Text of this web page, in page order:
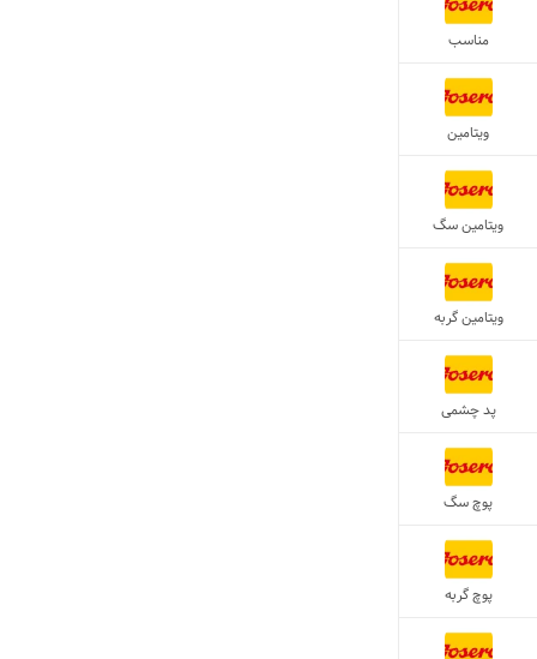
مناسب
ویتامین
ویتامین سگ
ویتامین گربه
پد چشمی
پوچ سگ
پوچ گربه